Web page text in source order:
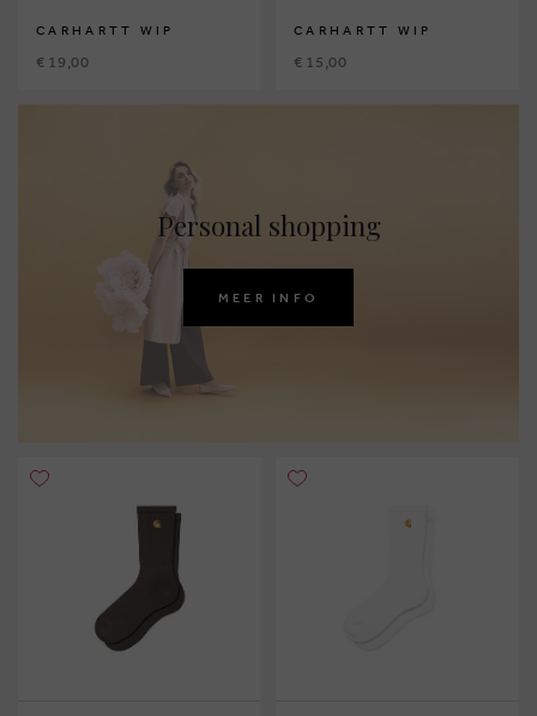
CARHARTT WIP
€ 19,00
CARHARTT WIP
€ 15,00
Personal shopping
MEER INFO